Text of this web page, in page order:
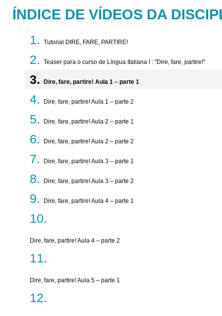
ÍNDICE DE VÍDEOS DA
Tutorial DIRE, FARE, PARTIRE!
Teaser para o curso de Língua Italiana I : "Dire, fare, partire!"
Dire, fare, partire! Aula 1 – parte 1
Dire, fare, partire! Aula 1 – parte 2
Dire, fare, partire! Aula 2 – parte 1
Dire, fare, partire! Aula 2 – parte 2
Dire, fare, partire! Aula 3 – parte 1
Dire, fare, partire! Aula 3 – parte 2
Dire, fare, partire! Aula 4 – parte 1
Dire, fare, partire! Aula 4 – parte 2
Dire, fare, partire! Aula 5 – parte 1